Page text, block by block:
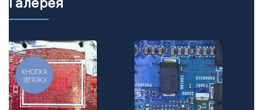
Галерея
КНОПКА
ЗВ'ЯЗКУ